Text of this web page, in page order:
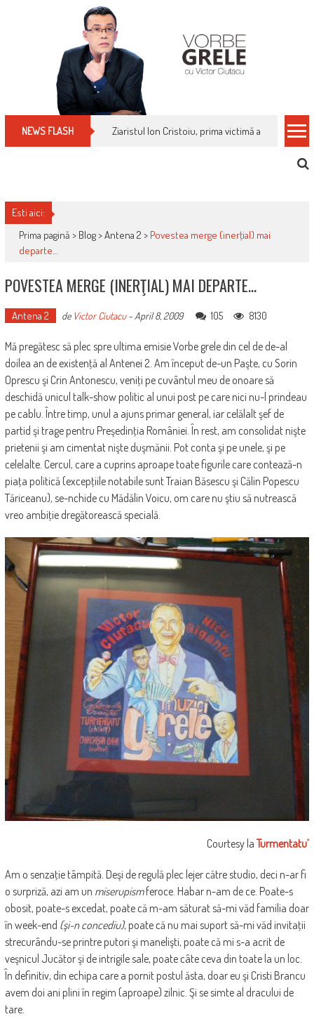
NEWS FLASH Ziaristul Ion Cristoiu, prima victimă a noi
Esti aici:
Prima pagină > Blog>Antena 2 > Povestea merge (inerţial) mai
departe…
POVESTEA MERGE (INERŢIAL) MAI DEPARTE…
Antena 2 de Victor Ciutacu-April 8, 2009 105 8130
Mă pregătesc să plec spre ultima emisie Vorbe grele din cel de de-al
doilea an de existenţă al Antenei 2. Am început de-un Paşte, cu Sorin
Oprescu şi Crin Antonescu, veniţi pe cuvântul meu de onoare să
deschidă unicul talk-show politic al unui post pe care nici nu-l prindeau
pe cablu. Între timp, unul a ajuns primar general, iar celălalt şef de
partid şi trage pentru Preşedinţia României. În rest, am consolidat nişte
prietenii şi am cimentat nişte duşmănii. Pot conta şi pe unele, şi pe
celelalte. Cercul, care a cuprins aproape toate figurile care contează-n
piaţa politică (excepţiile notabile sunt Traian Băsescu şi Călin Popescu
Tăriceanu), se-nchide cu Mădălin Voicu, om care nu ştiu să nutrească
vreo ambiţie dregătorească specială.
Courtesy laTurmentatu’
Am o senzaţie tâmpită. Deşi de regulă plec lejer către studio, deci n-ar fi
o surpriză, azi am un miserupismferoce. Habar n-am de ce. Poate-s
obosit, poate-s excedat, poate că m-am săturat să-mi văd familia doar
în week-end (şi-n concediu), poate că nu mai suport să-mi văd invitaţii
strecurându-se printre putori şi manelişti, poate că mi s-a acrit de
veşnicul Jucător şi de intrigile sale, poate câte ceva din toate la un loc.
În definitiv, din echipa care a pornit postul ăsta, doar eu şi Cristi Brancu
avem doi ani plini în regim (aproape) zilnic. Şi se simte al dracului de
tare.